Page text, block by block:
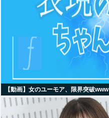
【動画】女のユーモア、限界突破www